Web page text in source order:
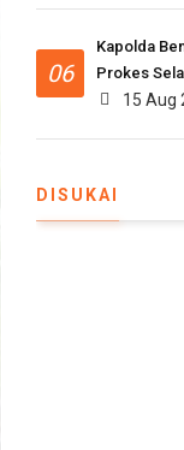
06
Kapolda
Prokes
15 Aug
DISUKAI